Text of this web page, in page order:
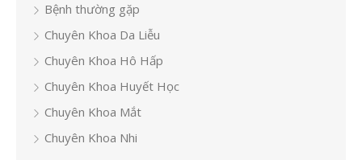
Bệnh thường gặp
Chuyên Khoa Da Liễu
Chuyên Khoa Hô Hấp
Chuyên Khoa Huyết Học
Chuyên Khoa Mắt
Chuyên Khoa Nhi